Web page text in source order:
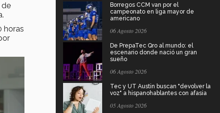
de
horas
Borregos CCM van por el
campeonato en liga mayor de
americano
06 Agosto 2026
De PrepaTec Qro al mundo: el
escenario donde nació un gran
sueño
06 Agosto 2026
Tec y UT Austin buscan "devolver la
voz" a hispanohablantes con afasia
05 Agosto 2026